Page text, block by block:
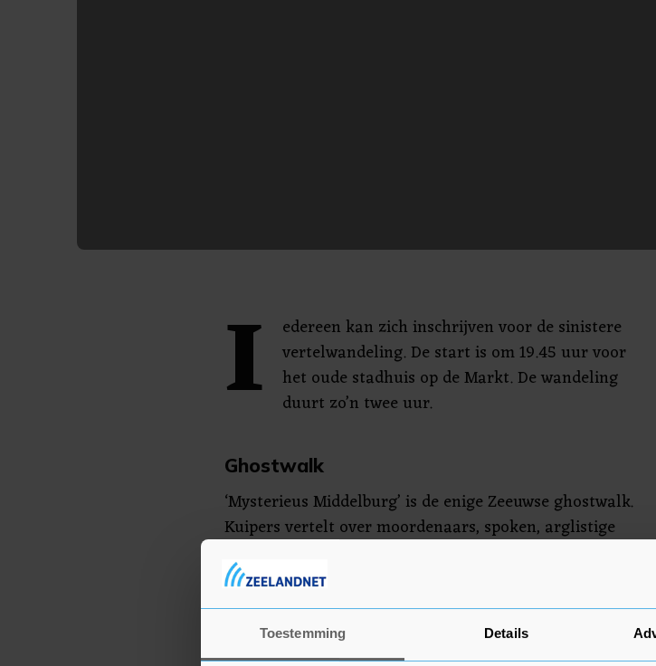
Toestemming Details
I
edereen kan zich inschrijven voor de sinistere
vertelwandeling. De start is om 19.45 uur voor
het oude stadhuis op de Markt. De wandeling
duurt zo’n twee uur.
Ghostwalk
‘Mysterieus Middelburg’ is de enige Zeeuwse ghostwalk.
Kuipers vertelt over moordenaars, spoken, arglistige
een berucht bushokje, de vreemde geschiedenis van een
schavot en meer.
Inschrijven kan op www.sinisterzeeland.nl.